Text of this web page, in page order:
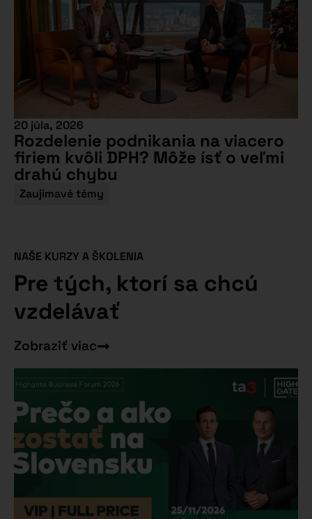
20 júla, 2026
Rozdelenie podnikania na viacero
firiem kvôli DPH? Môže ísť o veľmi
drahú chybu
Zaujímavé témy
NAŠE KURZY A ŠKOLENIA
Pre tých, ktorí sa chcú
vzdelávať
Zobraziť viac